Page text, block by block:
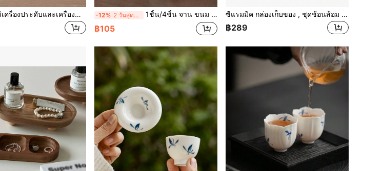
1 ชิ้น ถาดใส่เครื่องประดับและเครื่องสำอางค์ อะคริลิก พื้นฐานไม้หรู สไตล์ Ins, ตกแต่งบ้านคริสต์มาส, ตกแต่ง, คริสต์มาส, ตกแต่งโต๊ะ, ถาดไม้, สไตล์เงินเก่า, แจกันดอกไม้, จานชาม, ถาดไม้, จาน, โต๊ะกาแฟ, ถาดประดับ, ตกแต่งโต๊ะ, เครื่องประดับตกแต่งบ้าน, เครื่องประดับสีดำ, ถาดข้างโซฟา, โบฮีเมียน, สำหรับวันหยุดชายหาด, คอลเลกชันห้องน้ำ, คอลเลกชันห้องนอน, ความจุขนาดใหญ่ -12% 2 วันสุดท้าย 1ชิ้น/4ชิ้น จาน ขนม ชา แบบจีน เชิงสูง จานแก้วฉลุลาย ผลดอกบัว จานเค้ก จานของว่างบ่าย จานของหวาน ถาดสวยงาม จานของหวานเล็ก อุปกรณ์โรงเรียน ของขวัญวันคริสต์มาส
฿105
ซีแรมมิค กล่องเก็บของ , ชุดช้อนส้อม จัดเก็บ ซีแรมมิค ถ้วย , ที่เก็บของในครัว กระป๋องสเปรย์ , ตะเกียบ ชุดช้อนส้อม คอนเทนเนอร์ , พกพาได้ กันความชื้น ซีแรมมิค กล่องเก็บของ , ประหยัดพื้นที่ ชุดช้อนส้อม ขาตั้ง , อเนกประสงค์ มีด เครื่องมือ ชั้นเก็บของ , ที่เก็บของในครัว คอนเทนเนอร์ พร้อม หลายอย่าง ใช้ , เครื่องครัว , ครัว ตกแต่ง , ที่เก็บของในครัว และ จัดระเบียบ , บ้าน ตกแต่ง
฿289